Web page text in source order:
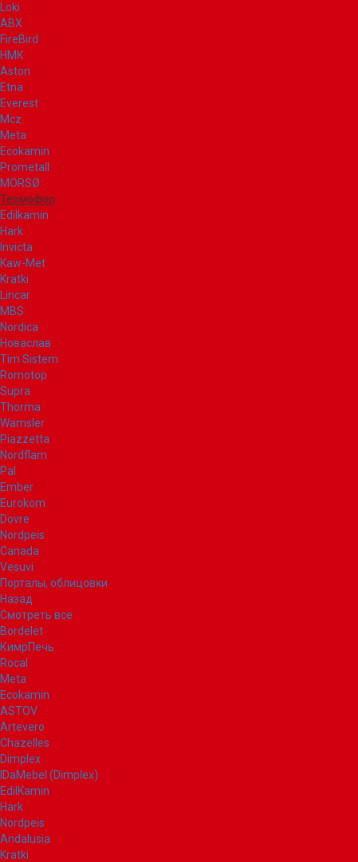
Loki
ABX
FireBird
НМК
Aston
Etna
Everest
Mcz
Meta
Ecokamin
Prometall
MORSØ
Термофор
Edilkamin
Hark
Invicta
Kaw-Met
Kratki
Lincar
MBS
Nordica
Новаслав
Tim Sistem
Romotop
Supra
Thorma
Wamsler
Piazzetta
Nordflam
Pal
Ember
Eurokom
Dovre
Nordpeis
Canada
Vesuvi
Порталы, облицовки
Назад
Смотреть все
Bordelet
КимрПечь
Rocal
Meta
Ecokamin
ASTOV
Artevero
Chazelles
Dimplex
IDaMebel (Dimplex)
EdilKamin
Hark
Nordpeis
Andalusia
Kratki